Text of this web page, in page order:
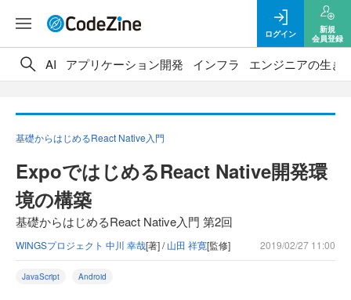
ログイン
新規
会員登録
AI アプリケーション開発 インフラ エンジニアの生き
基礎からはじめるReact Native入門
ExpoではじめるReact Native開発環
境の構築
基礎からはじめるReact Native入門 第2回
WINGSプロジェクト 中川 幸哉[著] /山田 祥寛[監修] 2019/02/27 11:00
JavaScript Android